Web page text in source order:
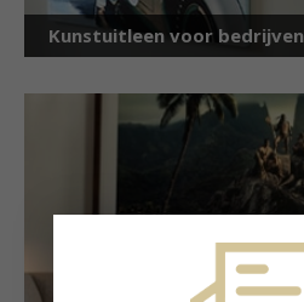
Kunstuitleen voor bedrijven